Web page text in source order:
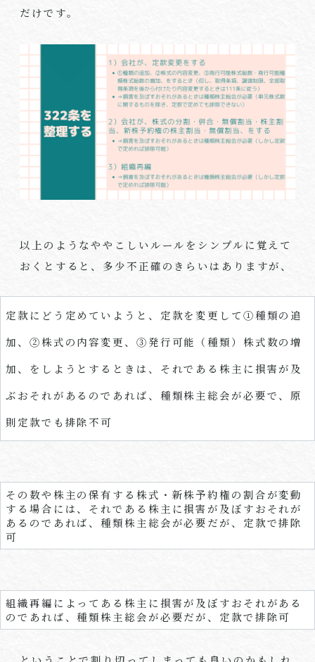
だけです。
以上のようなややこしいルールをシンプルに覚えて
おくとすると、多少不正確のきらいはありますが、
定款にどう定めていようと、定款を変更して①種類の追
加、②株式の内容変更、③発行可能（種類）株式数の増
加、をしようとするときは、それである株主に損害が及
ぶおそれがあるのであれば、種類株主総会が必要で、原
則定款でも排除不可
その数や株主の保有する株式・新株予約権の割合が変動
する場合には、それである株主に損害が及ぼすおそれが
あるのであれば、種類株主総会が必要だが、定款で排除
可
組織再編によってある株主に損害が及ぼすおそれがある
のであれば、種類株主総会が必要だが、定款で排除可